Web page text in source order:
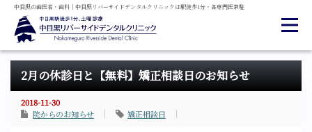
中目黒の歯医者・ 歯科 ｜ 中目黒リバーサイドデンタルクリニックは駅徒歩1分・ 各専門医常駐
2月の休診日と【無料】矯正相談日のお知らせ
2018-11-30
院からのお知らせ
矯正相談日